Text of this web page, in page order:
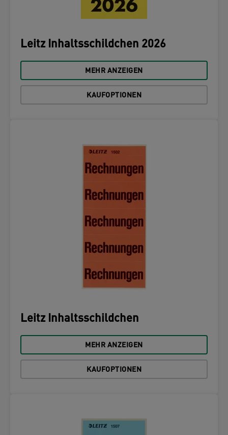
Leitz Inhaltsschildchen 2026
MEHR ANZEIGEN
KAUFOPTIONEN
Leitz Inhaltsschildchen
MEHR ANZEIGEN
KAUFOPTIONEN